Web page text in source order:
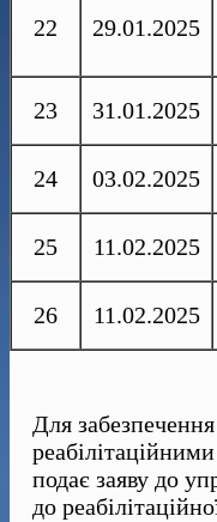
22 29.01.2025
23 31.01.2025
24 03.02.2025
25 11.02.2025
26 11.02.2025
Для
подає заяву до
до